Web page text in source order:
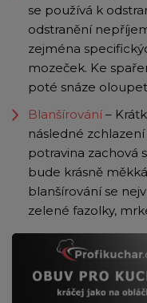
se používá k
odstranění
zejména
mozeček. Ke
poté snáze
Blanšírování–
následné
potravina zachová
bude krásně
blanšírování se
zelené fazolky,